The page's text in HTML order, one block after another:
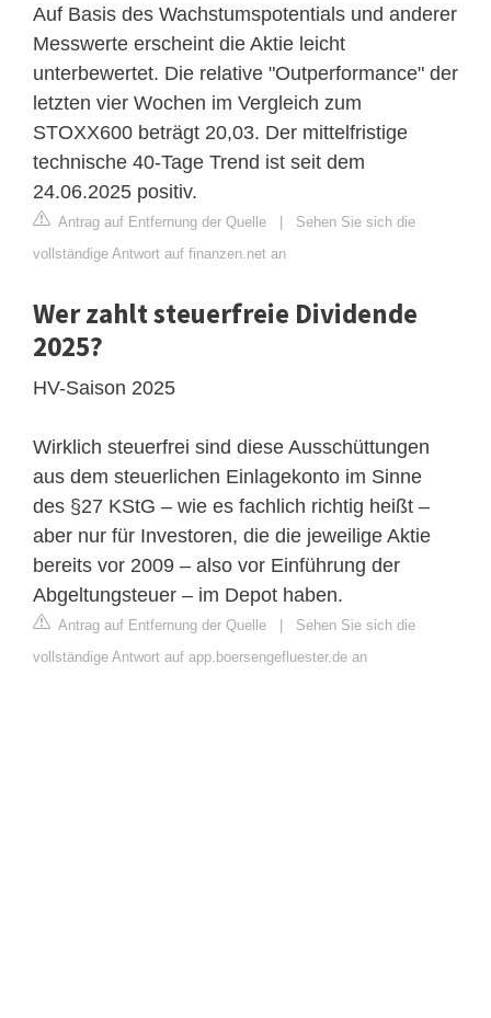
Auf Basis des Wachstumspotentials und anderer
Messwerte erscheint die Aktie leicht
unterbewertet. Die relative "Outperformance" der
letzten vier Wochen im Vergleich zum
STOXX600 beträgt 20,03. Der mittelfristige
technische 40-Tage Trend ist seit dem
24.06.2025 positiv.
Antrag auf Entfernung der Quelle | Sehen Sie sich die
vollständige Antwort auf finanzen.net an
Wer zahlt steuerfreie Dividende
2025?
HV-Saison 2025
Wirklich steuerfrei sind diese Ausschüttungen
aus dem steuerlichen Einlagekonto im Sinne
des §27 KStG – wie es fachlich richtig heißt –
aber nur für Investoren, die die jeweilige Aktie
bereits vor 2009 – also vor Einführung der
Abgeltungsteuer – im Depot haben.
Antrag auf Entfernung der Quelle | Sehen Sie sich die
vollständige Antwort auf app.boersengefluester.de an